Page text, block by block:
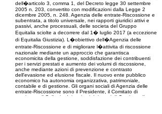
dell�articolo 3, comma 1, del Decreto legge 30 settembre
2005 n. 203, convertito con modificazioni dalla Legge 2
dicembre 2005, n. 248. Agenzia delle entrate-Riscossione e
subentrata, a titolo universale, nei rapporti giuridici attivi e
passivi, anche processuali, delle societa del Gruppo
Equitalia sciolte a decorrere dal 1� luglio 2017 (a eccezione
di Equitalia Giustizia). L�obiettivo dell�Agenzia delle
entrate-Riscossione e di migliorare l�attivita di riscossione
nazionale mediante un approccio che garantisca
economicita della gestione, soddisfazione dei contribuenti
per i servizi prestati e aumento dei volumi di riscossione,
anche mediante azioni di prevenzione e contrasto
dell'evasione ed elusione fiscale. Il nuovo ente pubblico
economico ha autonomia organizzativa, patrimoniale,
contabile e di gestione. Gli organi sociali di Agenzia delle
entrate-Riscossione sono il Presidente, il Comitato di
gestione e il Collegio dei revisori dei conti. Il Comitato di